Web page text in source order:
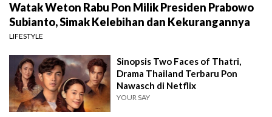
Watak Weton Rabu Pon Milik Presiden Prabowo
Subianto, Simak Kelebihan dan Kekurangannya
LIFESTYLE
Sinopsis Two Faces of Thatri,
Drama Thailand Terbaru Pon
Nawasch di Netflix
YOUR SAY